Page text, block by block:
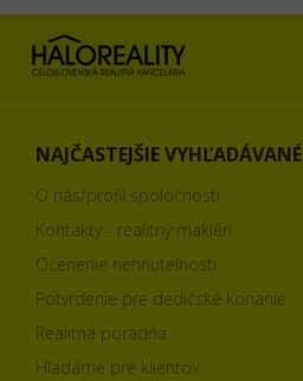
NAJČASTEJŠIE VYHĽADÁVANÉ
O nás/profil spoločnosti
Kontakty - realitný makléri
Ocenenie nehnuteľnosti
Potvrdenie pre dedičské konanie
Realitná poradňa
Hľadáme pre klientov